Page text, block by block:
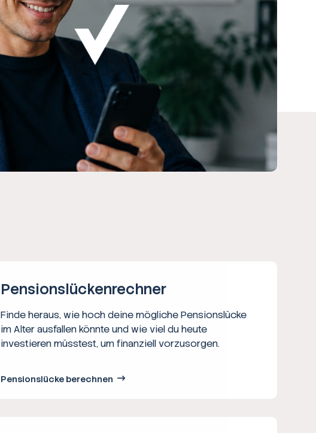
Pensions­lücken­rechner
Finde heraus, wie hoch deine mögliche Pensionslücke
im Alter ausfallen könnte und wie viel du heute
investieren müsstest, um finanziell vorzusorgen.
Pensionslücke berechnen